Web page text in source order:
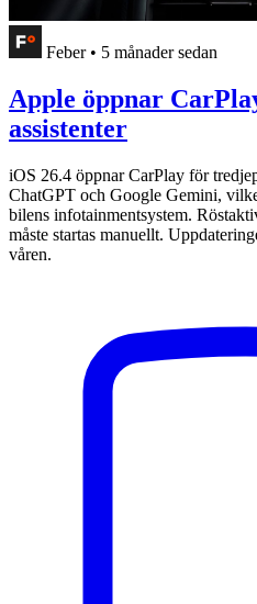
Feber • 5 månader sedan
Apple öppnar
assistenter
iOS 26.4 öppnar CarPlay för
ChatGPT och Google Gemini,
bilens infotainmentsystem.
måste startas manuellt.
våren.